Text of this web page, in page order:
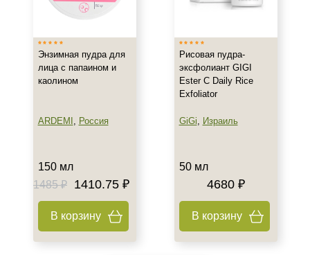
Россия
Тип товара
Пилинг
Пудра
Показать еще
Энзимная пудра для
лица с папаином и
каолином
ARDEMI , Россия
150 мл
1485 ₽
1410.75 ₽
В корзину
Рисовая пудра-
эксфолиант GIGI
Ester C Daily Rice
Exfoliator
GiGi, Израиль
50 мл
4680 ₽
В корзину